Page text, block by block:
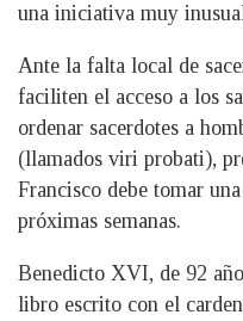
una iniciativa muy
Ante la falta local de
faciliten el acceso a los
ordenar sacerdotes a
(llamados viri probati),
Francisco debe tomar
próximas semanas.
Benedicto XVI, de 92
libro escrito con el